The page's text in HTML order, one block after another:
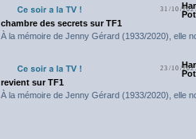
31/10/
chambre des secrets sur TF1
À la mémoire de Jenny Gérard (1933/2020), elle
23/10/
revient sur TF1
À la mémoire de Jenny Gérard (1933/2020), elle